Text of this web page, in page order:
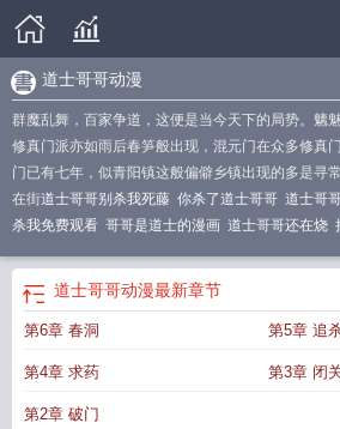
道士哥哥动漫
群魔乱舞，百家争道，这便是当今天下的局势。魑
修真门派亦如雨后春笋般出现，混元门在众多修真
门已有七年，似青阳镇这般偏僻乡镇出现的多是寻
在街道士哥哥别杀我死藤 你杀了道士哥哥 道士哥
杀我免费观看 哥哥是道士的漫画 道士哥哥还在烧
杀我混元宗
道士哥哥别杀我笔趣阁
妖 道士哥哥别杀我第一版主
杀我全文道士哥哥动漫
道士哥哥动漫最新章节
第6章 春洞 第5章 追
第4章 求药 第3章 闭
第2章 破门